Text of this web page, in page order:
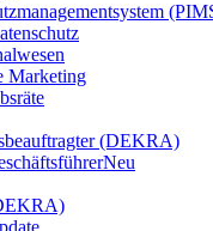
Marketing
(DEKRA)
Neu